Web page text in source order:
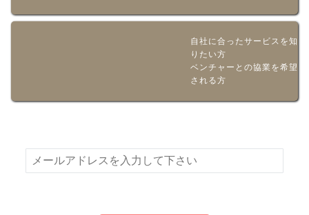
自社に合ったサービスを知
りたい方
ベンチャーとの協業を希望
される方